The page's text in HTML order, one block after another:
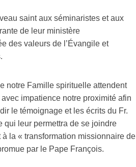
saint aux séminaristes et aux
de leur ministère
des valeurs de l’Évangile et
notre Famille spirituelle attendent
impatience notre proximité afin
le témoignage et les écrits du Fr.
qui leur permettra de se joindre
à la « transformation missionnaire de
par le Pape François.